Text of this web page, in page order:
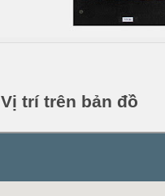
Vị trí trên bản đồ